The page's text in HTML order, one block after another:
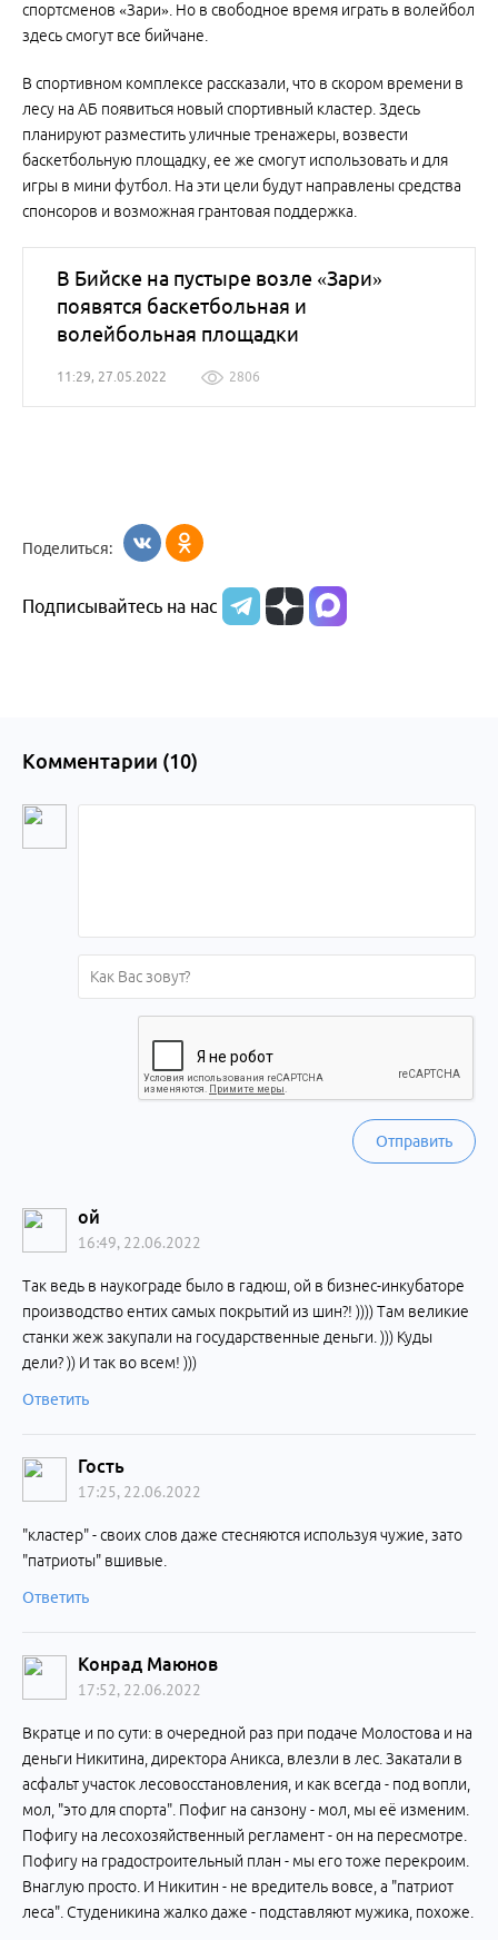
спортсменов «Зари». Но в свободное время играть в волейбол
здесь смогут все бийчане.
В спортивном комплексе рассказали, что в скором времени в
лесу на АБ появиться новый спортивный кластер. Здесь
планируют разместить уличные тренажеры, возвести
баскетбольную площадку, ее же смогут использовать и для
игры в мини футбол. На эти цели будут направлены средства
спонсоров и возможная грантовая поддержка.
В Бийске на пустыре возле «Зари»
появятся баскетбольная и
волейбольная площадки
11:29, 27.05.2022 2806
Поделиться:
Подписывайтесь на нас
Комментарии (10)
Отправить
ой
16:49, 22.06.2022
Так ведь в наукограде было в гадюш, ой в бизнес-инкубаторе
производство ентих самых покрытий из шин?! )))) Там великие
станки жеж закупали на государственные деньги. ))) Куды
дели? )) И так во всем! )))
Ответить
Гость
17:25, 22.06.2022
"кластер" - своих слов даже стесняются используя чужие, зато
"патриоты" вшивые.
Ответить
Конрад Маюнов
17:52, 22.06.2022
Вкратце и по сути: в очередной раз при подаче Молостова и на
деньги Никитина, директора Аникса, влезли в лес. Закатали в
асфальт участок лесовосстановления, и как всегда - под вопли,
мол, "это для спорта". Пофиг на санзону - мол, мы её изменим.
Пофигу на лесохозяйственный регламент - он на пересмотре.
Пофигу на градостроительный план - мы его тоже перекроим.
Внаглую просто. И Никитин - не вредитель вовсе, а "патриот
леса". Студеникина жалко даже - подставляют мужика, похоже.